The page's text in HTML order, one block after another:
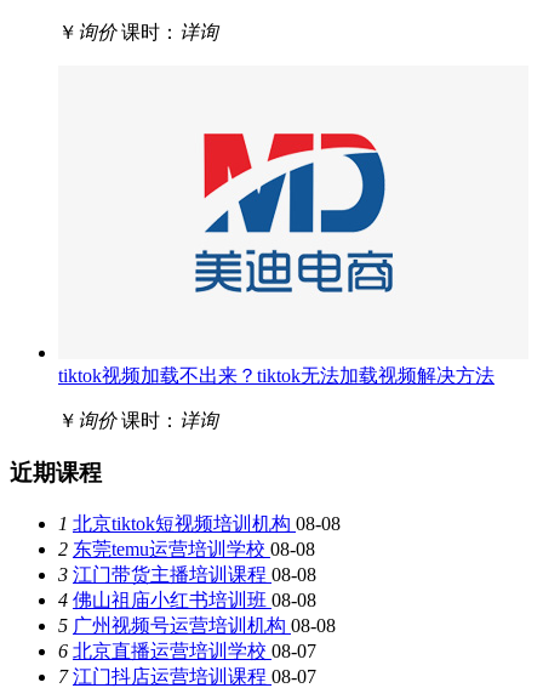
￥ 询价 课时： 详询
tiktok视频加载不出来？tiktok无法加载视频解决方法
￥ 询价 课时： 详询
近期课程
1 北京tiktok短视频培训机构 08-08
2 东莞temu运营培训学校 08-08
3 江门带货主播培训课程 08-08
4 佛山祖庙小红书培训班 08-08
5 广州视频号运营培训机构 08-08
6 北京直播运营培训学校 08-07
7 江门抖店运营培训课程 08-07